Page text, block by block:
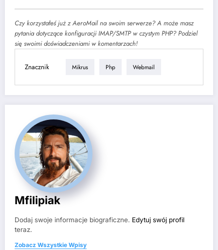
Czy korzystałeś już z AeroMail na swoim serwerze? A może masz
pytania dotyczące konfiguracji IMAP/SMTP w czystym PHP? Podziel
się swoimi doświadczeniami w komentarzach!
Znacznik Mikrus Php Webmail
Mfilipiak
Dodaj swoje informacje biograficzne. Edytuj swój profil
teraz.
Zobacz Wszystkie Wpisy